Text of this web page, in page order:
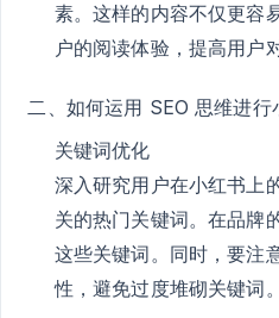
素。这样的内容不仅更容
户的阅读体验，提高用户
二、如何运用 SEO 思维进行
关键词优化
深入研究用户在小红书上
关的热门关键词。在品牌
这些关键词。同时，要注
性，避免过度堆砌关键词。